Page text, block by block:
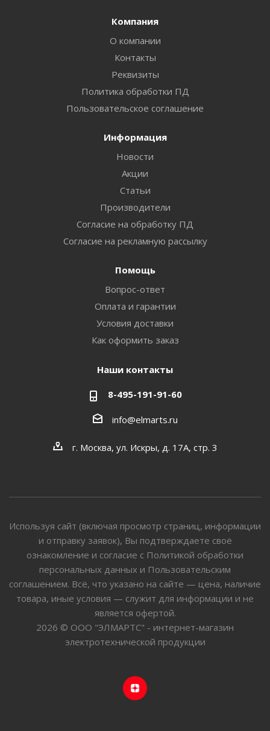
Компания
О компании
Контакты
Реквизиты
Политика обработки ПД
Пользовательское соглашение
Информация
Новости
Акции
Статьи
Производители
Согласие на обработку ПД
Согласие на рекламную рассылку
Помощь
Вопрос-ответ
Оплата и гарантии
Условия доставки
Как оформить заказ
Наши контакты
8-495-191-91-60
info@elmarts.ru
г. Москва, ул. Искры, д. 17А, стр. 3
Используя сайт (включая просмотр страниц, информации
и отправку заявок), Вы подтверждаете своё
ознакомление и согласие с Политикой обработки
персональных данных и Пользовательским
соглашением. Всё, что указано на сайте — цена, наличие
товара, иные условия — служит для информации и не
является офертой.
2026 © ООО "ЭЛМАРТС" - интернет-магазин
электротехнической продукции